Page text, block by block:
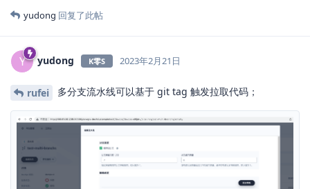
yudong 回复了此帖
Y yudong K零S 2023年2月21日
rufei 多分支流水线可以基于 git tag 触发拉取代码；